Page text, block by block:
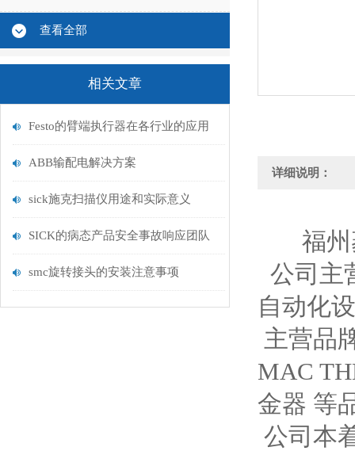
查看全部
相关文章
Festo的臂端执行器在各行业的应用
ABB输配电解决方案
sick施克扫描仪用途和实际意义
SICK的病态产品安全事故响应团队
smc旋转接头的安装注意事项
详细说明：
福州
公司主
自动化
主营品
MAC
金器 等
公司本